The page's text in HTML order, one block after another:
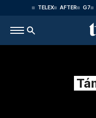
TELEX AFTER G7